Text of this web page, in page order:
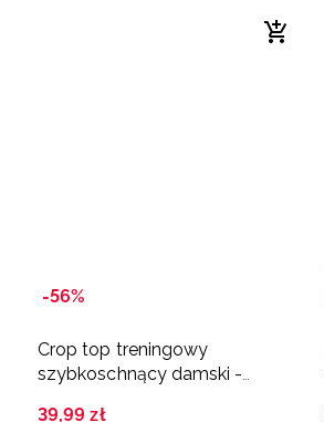
-56%
Crop top treningowy
szybkoschnący damski -
39,99 zł